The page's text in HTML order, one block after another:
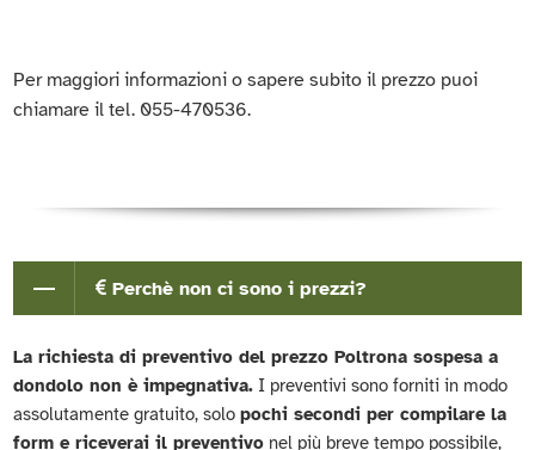
Per maggiori informazioni o sapere subito il prezzo puoi
chiamare il tel. 055-470536.
Perchè non ci sono i prezzi?
La richiesta di preventivo del prezzo Poltrona sospesa a
dondolo non è impegnativa. I preventivi sono forniti in modo
assolutamente gratuito, solopochi secondi per compilare la
form e riceverai il preventivo nel più breve tempo possibile,